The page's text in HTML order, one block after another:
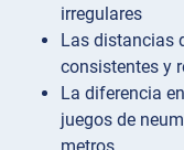
irregulares
Las distancias
consistentes y
La diferencia
juegos de